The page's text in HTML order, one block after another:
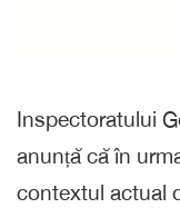
Inspectoratului
anunță că în
contextul actual